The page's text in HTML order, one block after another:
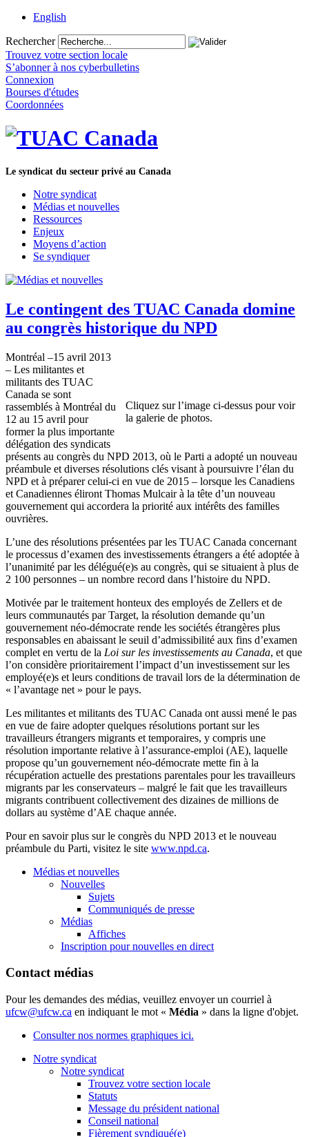
English
Rechercher
Trouvez votre section locale
S’abonner à nos cyberbulletins
Connexion
Bourses d'études
Coordonnées
Le syndicat du secteur privé au Canada
Notre syndicat
Médias et nouvelles
Ressources
Enjeux
Moyens d’action
Se syndiquer
Le contingent des TUAC Canada domine
au congrès historique du NPD
Cliquez sur l’image ci-dessus pour voir
la galerie de photos.
Montréal –15 avril 2013
– Les militantes et
militants des TUAC
Canada se sont
rassemblés à Montréal du
12 au 15 avril pour
former la plus importante
délégation des syndicats
présents au congrès du NPD 2013, où le Parti a adopté un nouveau
préambule et diverses résolutions clés visant à poursuivre l’élan du
NPD et à préparer celui-ci en vue de 2015 – lorsque les Canadiens
et Canadiennes éliront Thomas Mulcair à la tête d’un nouveau
gouvernement qui accordera la priorité aux intérêts des familles
ouvrières.
L’une des résolutions présentées par les TUAC Canada concernant
le processus d’examen des investissements étrangers a été adoptée à
l’unanimité par les délégué(e)s au congrès, qui se situaient à plus de
2 100 personnes – un nombre record dans l’histoire du NPD.
Motivée par le traitement honteux des employés de Zellers et de
leurs communautés par Target, la résolution demande qu’un
gouvernement néo-démocrate rende les sociétés étrangères plus
responsables en abaissant le seuil d’admissibilité aux fins d’examen
complet en vertu de la Loi sur les investissements au Canada, et que
l’on considère prioritairement l’impact d’un investissement sur les
employé(e)s et leurs conditions de travail lors de la détermination de
« l’avantage net » pour le pays.
Les militantes et militants des TUAC Canada ont aussi mené le pas
en vue de faire adopter quelques résolutions portant sur les
travailleurs étrangers migrants et temporaires, y compris une
résolution importante relative à l’assurance-emploi (AE), laquelle
propose qu’un gouvernement néo-démocrate mette fin à la
récupération actuelle des prestations parentales pour les travailleurs
migrants par les conservateurs – malgré le fait que les travailleurs
migrants contribuent collectivement des dizaines de millions de
dollars au système d’AE chaque année.
Pour en savoir plus sur le congrès du NPD 2013 et le nouveau
préambule du Parti, visitez le site www.npd.ca.
Médias et nouvelles
Nouvelles
Sujets
Communiqués de presse
Médias
Affiches
Inscription pour nouvelles en direct
Contact médias
Pour les demandes des médias, veuillez envoyer un courriel à
ufcw@ufcw.ca en indiquant le mot « Média » dans la ligne d'objet.
Consulter nos normes graphiques ici.
Notre syndicat
Notre syndicat
Trouvez votre section locale
Statuts
Message du président national
Conseil national
Fièrement syndiqué(e)